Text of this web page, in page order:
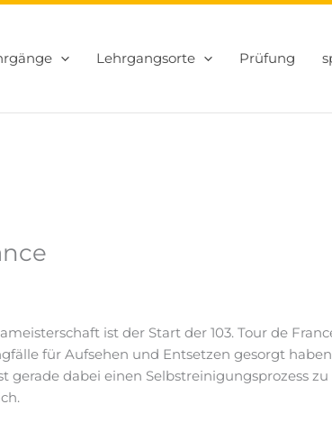
Lehrgangsorte Prüfung
ist der Start der 103. Tour de
für Aufsehen und Entsetzen gesorgt
gerade dabei einen Selbstreinigungsprozess